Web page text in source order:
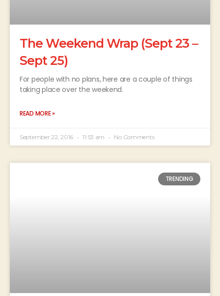
The Weekend Wrap (Sept 23 –
Sept 25)
For people with no plans, here are a couple of things
taking place over the weekend.
READ MORE »
September 22, 2016 11:53 am No Comments
TRENDING